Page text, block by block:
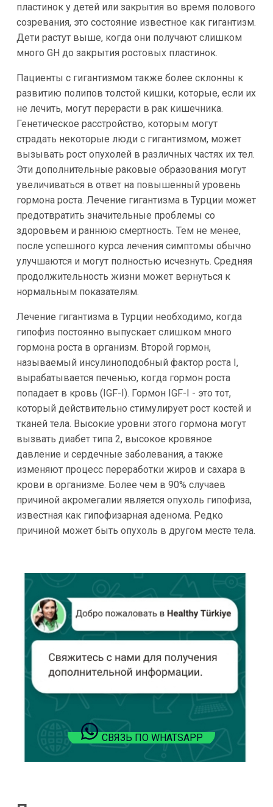
пластинок у детей или закрытия во время полового
созревания, это состояние известное как гигантизм.
Дети растут выше, когда они получают слишком
много GH до закрытия ростовых пластинок.
Пациенты с гигантизмом также более склонны к
развитию полипов толстой кишки, которые, если их
не лечить, могут перерасти в рак кишечника.
Генетическое расстройство, которым могут
страдать некоторые люди с гигантизмом, может
вызывать рост опухолей в различных частях их тел.
Эти дополнительные раковые образования могут
увеличиваться в ответ на повышенный уровень
гормона роста. Лечение гигантизма в Турции может
предотвратить значительные проблемы со
здоровьем и раннюю смертность. Тем не менее,
после успешного курса лечения симптомы обычно
улучшаются и могут полностью исчезнуть. Средняя
продолжительность жизни может вернуться к
нормальным показателям.
Лечение гигантизма в Турции необходимо, когда
гипофиз постоянно выпускает слишком много
гормона роста в организм. Второй гормон,
называемый инсулиноподобный фактор роста I,
вырабатывается печенью, когда гормон роста
попадает в кровь (IGF-I). Гормон IGF-I - это тот,
который действительно стимулирует рост костей и
тканей тела. Высокие уровни этого гормона могут
вызвать диабет типа 2, высокое кровяное
давление и сердечные заболевания, а также
изменяют процесс переработки жиров и сахара в
крови в организме. Более чем в 90% случаев
причиной акромегалии является опухоль гипофиза,
известная как гипофизарная аденома. Редко
причиной может быть опухоль в другом месте тела.
СВЯЗЬ ПО WHATSAPP